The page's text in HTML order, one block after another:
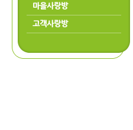
마을사랑방
고객사랑방